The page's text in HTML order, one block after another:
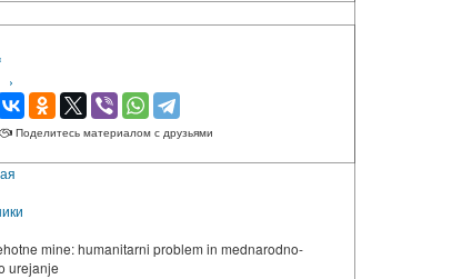
‹
›
Поделитесь материалом с друзьями
mine: humanitarni problem in mednarodno-
urejanje